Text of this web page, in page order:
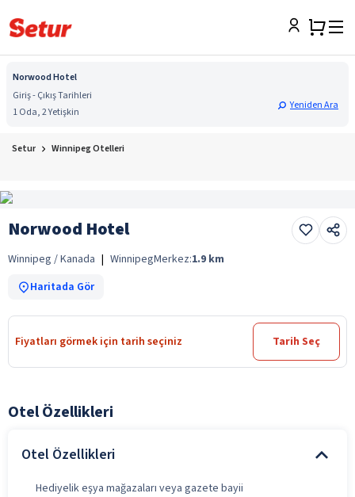
Norwood Hotel
Giriş - Çıkış Tarihleri
1 Oda, 2 Yetişkin
Yeniden Ara
Setur Winnipeg Otelleri
Norwood Hotel
Winnipeg / Kanada | WinnipegMerkez:1.9 km
Haritada Gör
Fiyatları görmek için tarih seçiniz Tarih Seç
Otel Özellikleri
Otel Özellikleri
Hediyelik eşya mağazaları veya gazete bayii